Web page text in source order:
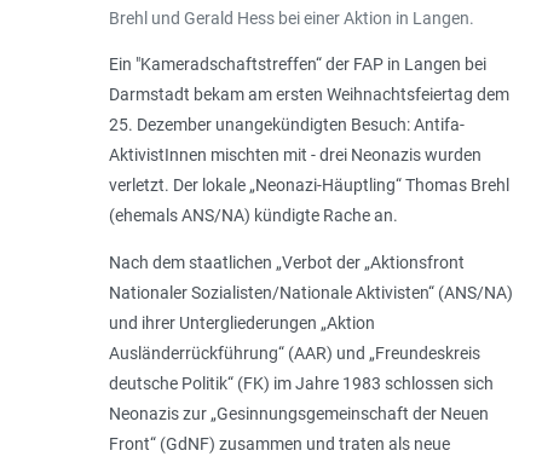
Brehl und Gerald Hess bei einer Aktion in Langen.
Ein "Kameradschaftstreffen“ der FAP in Langen bei
Darmstadt bekam am ersten Weihnachtsfeiertag dem
25. Dezember unangekündigten Besuch: Antifa-
AktivistInnen mischten mit - drei Neonazis wurden
verletzt. Der lokale „Neonazi-Häuptling“ Thomas Brehl
(ehemals ANS/NA) kündigte Rache an.
Nach dem staatlichen „Verbot der „Aktionsfront
Nationaler Sozialisten/Nationale Aktivisten“ (ANS/NA)
und ihrer Untergliederungen „Aktion
Ausländerrückführung“ (AAR) und „Freundeskreis
deutsche Politik“ (FK) im Jahre 1983 schlossen sich
Neonazis zur „Gesinnungsgemeinschaft der Neuen
Front“ (GdNF) zusammen und traten als neue